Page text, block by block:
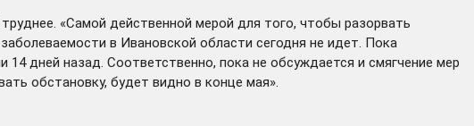
«Самой действенной мерой для того, чтобы разорвать
в Ивановской области сегодня не идет. Пока
дней назад. Соответственно, пока не обсуждается и смягчение мер
обстановку, будет видно в конце мая».